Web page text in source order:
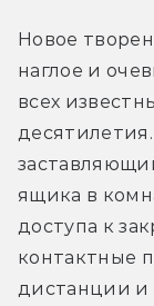
Новое
наглое и
всех
ящика в
доступа к
контактные
дистанции и